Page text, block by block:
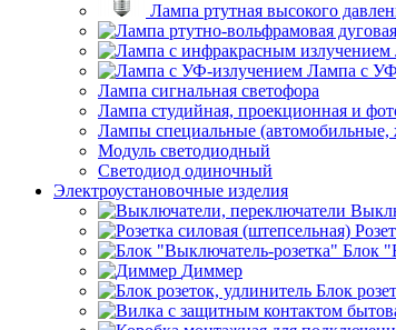
Лампа ртутная высокого
Лампа с
Лампа сигнальная светофора
Лампа студийная, проекционная и
Лампы специальные
Модуль светодиодный
Светодиод одиночный
Электроустановочные изделия
Блок
Диммер
Блок